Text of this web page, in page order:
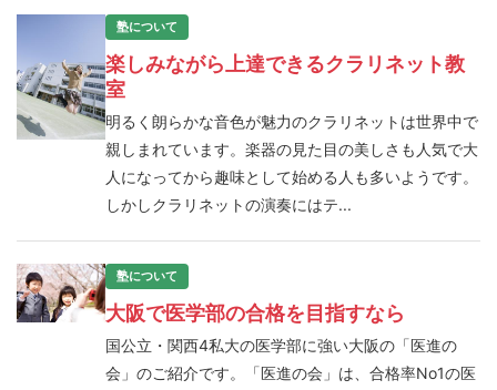
塾について
楽しみながら上達できるクラリネット教
室
明るく朗らかな音色が魅力のクラリネットは世界中で
親しまれています。楽器の見た目の美しさも人気で大
人になってから趣味として始める人も多いようです。
しかしクラリネットの演奏にはテ...
塾について
大阪で医学部の合格を目指すなら
国公立・関西4私大の医学部に強い大阪の「医進の
会」のご紹介です。「医進の会」は、合格率No1の医